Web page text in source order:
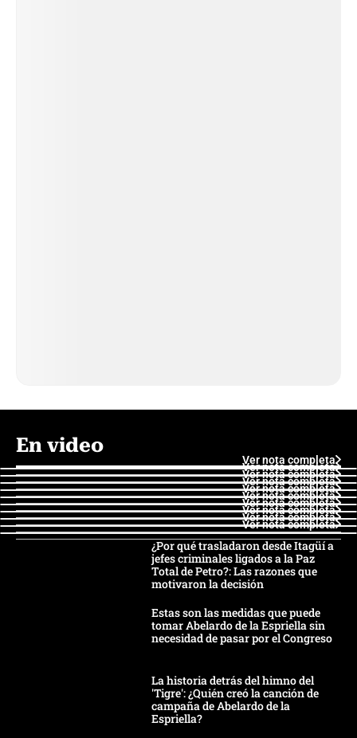
En video
Ver nota completa
Ver nota completa
Ver nota completa
Ver nota completa
Ver nota completa
Ver nota completa
Ver nota completa
Ver nota completa
Ver nota completa
Ver nota completa
¿Por qué trasladaron desde Itagüí a
jefes criminales ligados a la Paz
Total de Petro?: Las razones que
motivaron la decisión
Estas son las medidas que puede
tomar Abelardo de la Espriella sin
necesidad de pasar por el Congreso
La historia detrás del himno del
'Tigre': ¿Quién creó la canción de
campaña de Abelardo de la
Espriella?